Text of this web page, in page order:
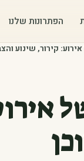
הפתרונות שלנו
קירור, שינוע